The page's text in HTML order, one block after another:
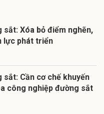
sắt: Xóa bỏ điểm nghẽn,
lực phát triển
sắt: Cần cơ chế khuyến
công nghiệp đường sắt